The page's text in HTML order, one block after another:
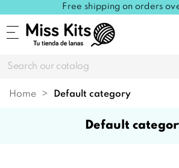
Free shipping on orders
Home default category
default